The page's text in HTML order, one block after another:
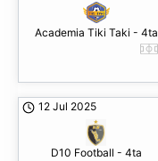
Academia Tiki Taki - 4ta
12 Jul 2025
D10 Football - 4ta